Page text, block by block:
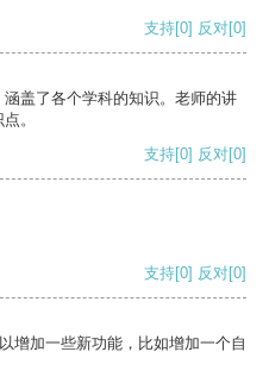
支持[0] 反对[0]
盖了各个学科的知识。老师的讲
。
支持[0] 反对[0]
支持[0] 反对[0]
增加一些新功能，比如增加一个自